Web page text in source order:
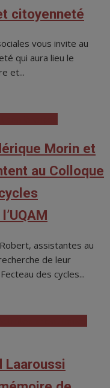
citoyenneté
vous invite au
qui aura lieu le
et...
Morin et
au Colloque
assistantes au
de leur
des cycles...
Laaroussi